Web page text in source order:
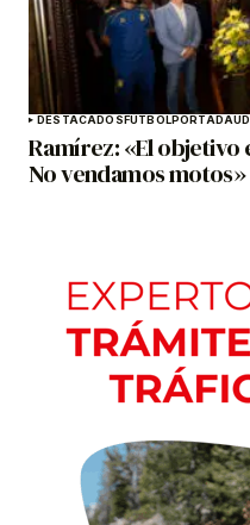
DESTACADOSFÚTBOLPORTADA
Ramírez: «El objetivo
No vendamos motos»